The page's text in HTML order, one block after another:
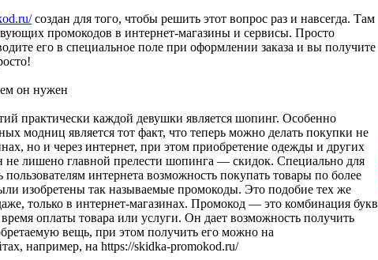
создан для того, чтобы решить этот вопрос раз и навсегда. Там
промокодов в интернет-магазины и сервисы. Просто
его в специальное поле при оформлении заказа и вы получите
он нужен
практически каждой девушки является шопинг. Особенно
модниц является тот факт, что теперь можно делать покупки не
но и через интернет, при этом приобретение одежды и других
не лишено главной прелести шопинга — скидок. Специально для
пользователям интернета возможность покупать товары по более
изобретены так называемые промокоды. Это подобие тех же
только в интернет-магазинах. Промокод — это комбинация букв
оплаты товара или услуги. Он дает возможность получить
вещь, при этом получить его можно на
например, на https://skidka-promokod.ru/